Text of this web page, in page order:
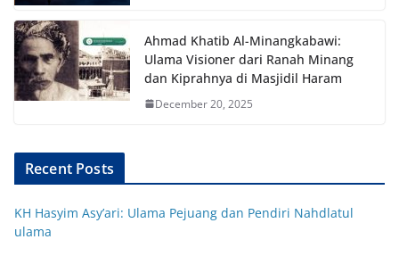
Ahmad Khatib Al-Minangkabawi:
Ulama Visioner dari Ranah Minang
dan Kiprahnya di Masjidil Haram
December 20, 2025
Recent Posts
KH Hasyim Asy’ari: Ulama Pejuang dan Pendiri Nahdlatul
ulama